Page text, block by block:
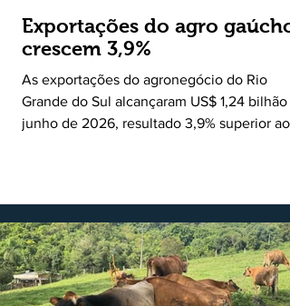
Exportações do agro gaúcho
crescem 3,9%
As exportações do agronegócio do Rio
Grande do Sul alcançaram US$ 1,24 bilhão
junho de 2026, resultado 3,9% superior ao
externas do Estado no período. Segundo a
Assessoria Econômica da Federação da
Agricultura do Estado do Rio Grande do
principal destaque do mês foi a diferença